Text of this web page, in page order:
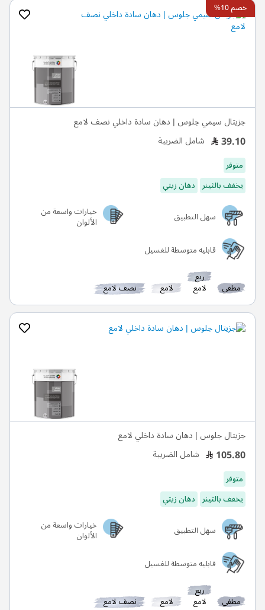
خصم 10%
جزيتال سيمي جلوس | دهان سادة داخلي نصف لامع
39.10 شامل الضريبة
متوفر
يخفف بالثينر دهان زيتي
سهل التطبيق
خيارات واسعة من
الألوان
قابليه متوسطة للغسيل
مطفي
ربع
لامع لامع نصف لامع
جزيتال جلوس | دهان سادة داخلي لامع
105.80 شامل الضريبة
متوفر
يخفف بالثينر دهان زيتي
سهل التطبيق
خيارات واسعة من
الألوان
قابليه متوسطة للغسيل
مطفي
ربع
لامع لامع نصف لامع